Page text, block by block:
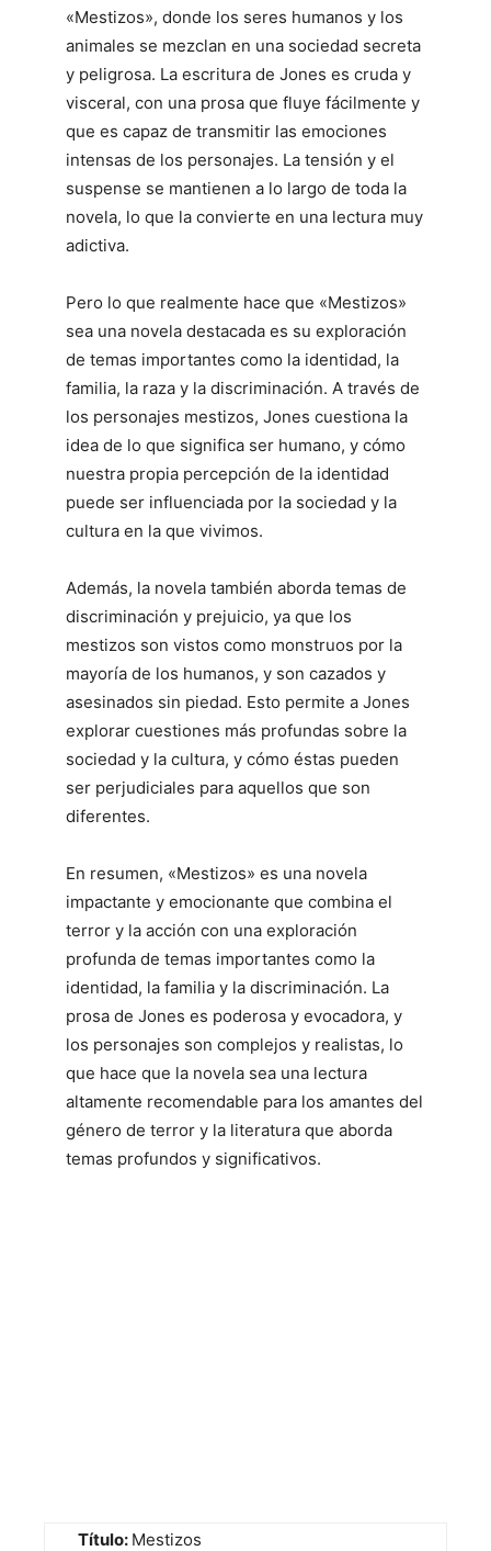
«Mestizos», donde los seres humanos y los
animales se mezclan en una sociedad secreta
y peligrosa. La escritura de Jones es cruda y
visceral, con una prosa que fluye fácilmente y
que es capaz de transmitir las emociones
intensas de los personajes. La tensión y el
suspense se mantienen a lo largo de toda la
novela, lo que la convierte en una lectura muy
adictiva.
Pero lo que realmente hace que «Mestizos»
sea una novela destacada es su exploración
de temas importantes como la identidad, la
familia, la raza y la discriminación. A través de
los personajes mestizos, Jones cuestiona la
idea de lo que significa ser humano, y cómo
nuestra propia percepción de la identidad
puede ser influenciada por la sociedad y la
cultura en la que vivimos.
Además, la novela también aborda temas de
discriminación y prejuicio, ya que los
mestizos son vistos como monstruos por la
mayoría de los humanos, y son cazados y
asesinados sin piedad. Esto permite a Jones
explorar cuestiones más profundas sobre la
sociedad y la cultura, y cómo éstas pueden
ser perjudiciales para aquellos que son
diferentes.
En resumen, «Mestizos» es una novela
impactante y emocionante que combina el
terror y la acción con una exploración
profunda de temas importantes como la
identidad, la familia y la discriminación. La
prosa de Jones es poderosa y evocadora, y
los personajes son complejos y realistas, lo
que hace que la novela sea una lectura
altamente recomendable para los amantes del
género de terror y la literatura que aborda
temas profundos y significativos.
Título: Mestizos